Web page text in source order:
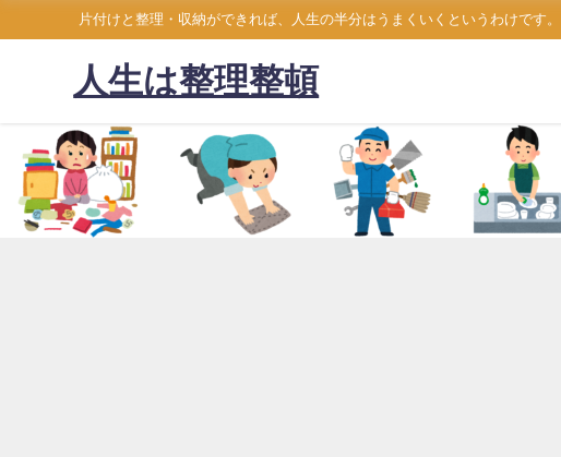
片付けと整理・収納ができれば、人生の半分はうまくいくというわけです。
人生は整理整頓